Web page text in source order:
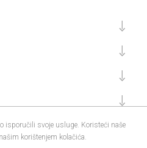
isporučili svoje usluge. Koristeći naše
korištenjem kolačića.